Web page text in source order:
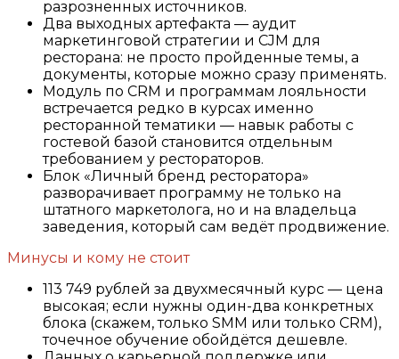
разрозненных источников.
Два выходных артефакта — аудит
маркетинговой стратегии и CJM для
ресторана: не просто пройденные темы, а
документы, которые можно сразу применять.
Модуль по CRM и программам лояльности
встречается редко в курсах именно
ресторанной тематики — навык работы с
гостевой базой становится отдельным
требованием у рестораторов.
Блок «Личный бренд ресторатора»
разворачивает программу не только на
штатного маркетолога, но и на владельца
заведения, который сам ведёт продвижение.
Минусы и кому не стоит
113 749 рублей за двухмесячный курс — цена
высокая; если нужны один-два конкретных
блока (скажем, только SMM или только CRM),
точечное обучение обойдётся дешевле.